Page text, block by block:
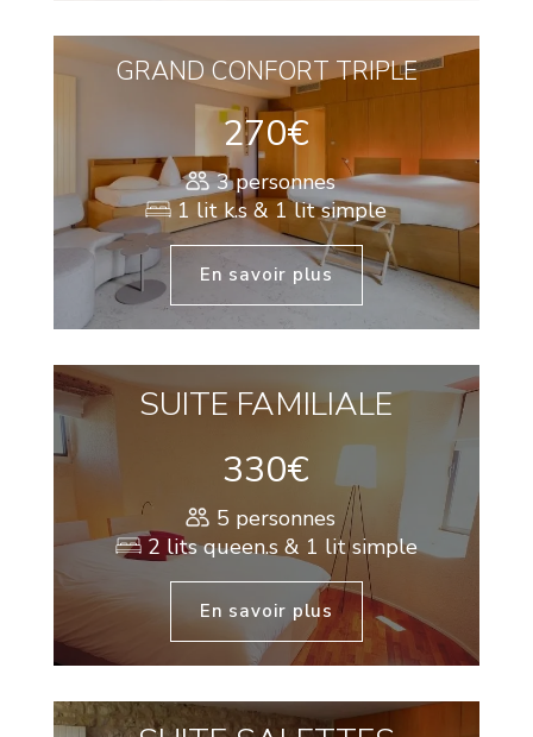
GRAND CONFORT TRIPLE
270€
3 personnes
1 lit k.s & 1 lit simple
En savoir plus
SUITE FAMILIALE
330€
5 personnes
2 lits queen.s & 1 lit simple
En savoir plus